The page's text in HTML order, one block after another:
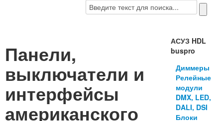
Панели,
выключатели и
интерфейсы
американского
АСУЗ HDL
buspro
Диммеры
Релейные
модули
DMX, LED,
DALI, DSI
Блоки